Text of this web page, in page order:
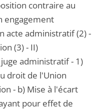
contraire au
engagement
acte administratif (2) -
(3) - II)
administratif - 1)
droit de l'Union
- b) Mise à l'écart
pour effet de